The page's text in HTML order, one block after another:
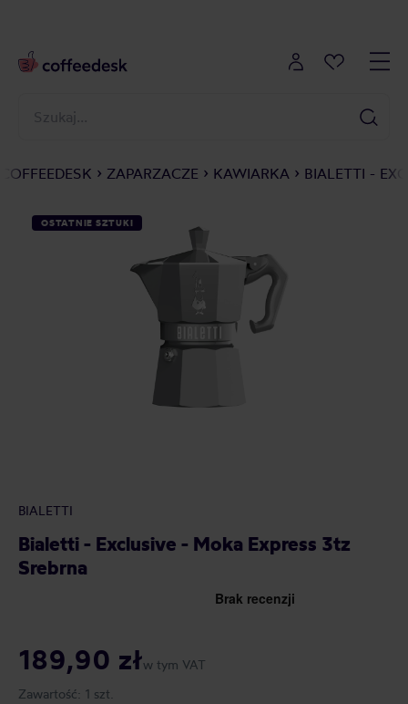
COFFEEDESK ZAPARZACZE KAWIARKA BIALETTI -
OSTATNIE SZTUKI
BIALETTI
Bialetti - Exclusive - Moka Express 3tz
Srebrna
189,90 złw tym VAT
Zawartość: 1 szt.